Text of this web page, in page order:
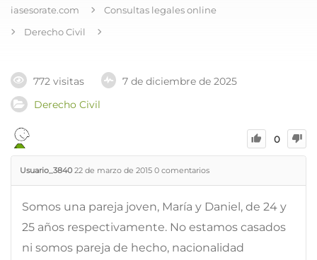
iasesorate.com
Consultas legales online
Derecho Civil
772 visitas
7 de diciembre de 2025
Derecho Civil
0
Usuario_3840 22 de marzo de 2015 0 comentarios
Somos una pareja joven, María y Daniel, de 24 y
25 años respectivamente. No estamos casados
ni somos pareja de hecho, nacionalidad